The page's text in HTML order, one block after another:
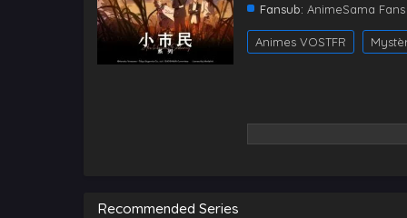
Fansub: AnimeSama Fans
Animes VOSTFR
Recommended Series